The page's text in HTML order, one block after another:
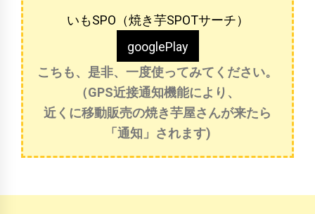
いもSPO（焼き芋SPOTサーチ）
googlePlay
こちも、是非、一度使ってみてください。
（GPS近接通知機能により、
近くに移動販売の焼き芋屋さんが来たら
「通知」されます)